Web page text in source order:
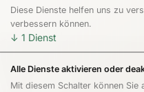
Diese Dienste helfen uns zu
verbessern können.
↓ 1 Dienst
Alle Dienste aktivieren oder
Mit diesem Schalter können